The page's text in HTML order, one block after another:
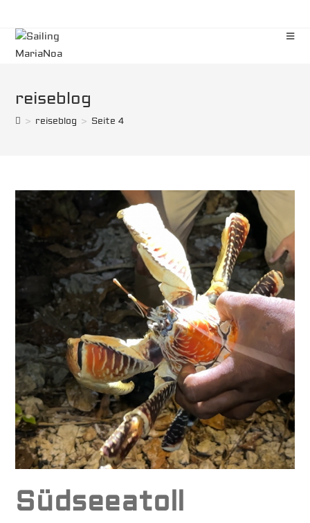
springen
reiseblog
> reiseblog > Seite 4
Südseeatoll